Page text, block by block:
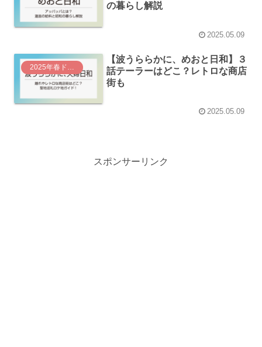
の暮らし解説
2025.05.09
2025年春ドラマ
【波うららかに、めおと日和】３
話テーラーはどこ？レトロな商店
街も
2025.05.09
スポンサーリンク